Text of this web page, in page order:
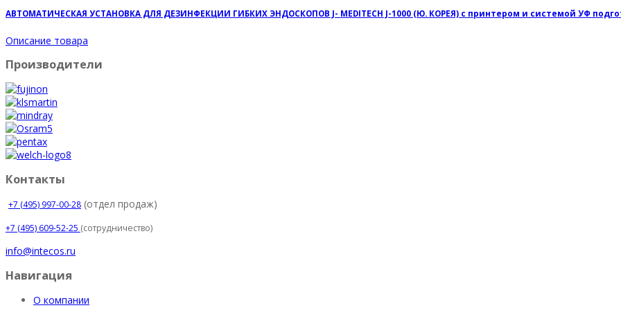
АВТОМАТИЧЕСКАЯ УСТАНОВКА ДЛЯ ДЕЗИНФЕКЦИИ ГИБКИХ ЭНДОСКОПОВ J- MEDITECH J-1000 (Ю. КОРЕЯ) с принтером и системой УФ
Описание товара
Производители
Контакты
+7 (495) 997-00-28 (отдел продаж)
+7 (495) 609-52-25 (сотрудничество)
info@intecos.ru
Навигация
О компании